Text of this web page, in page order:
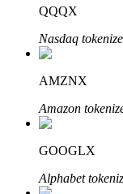
Leer staken
Meer informatie
QQQX
Nasdaq
AMZNX
Amazon
GOOGLX
Alphabet